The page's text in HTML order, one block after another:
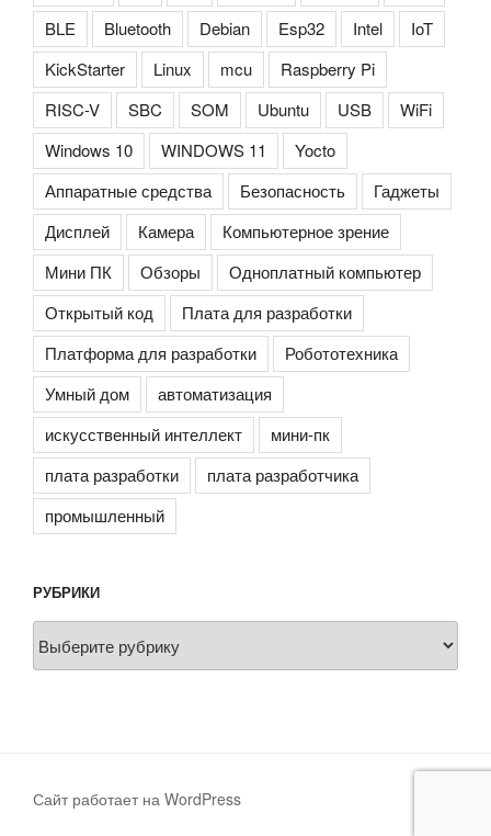
BLE
Bluetooth Debian Esp32 Intel
IoT
KickStarter
Linux mcu
Raspberry Pi
RISC-V
SBC SOM Ubuntu USB
WiFi
Windows 10
WINDOWS 11
Yocto
Аппаратные средства
Безопасность
Гаджеты
Дисплей
Камера
Компьютерное зрение
Мини ПК
Обзоры
Одноплатный компьютер
Открытый код
Плата для разработки
Платформа для разработки
Робототехника
Умный дом
автоматизация
искусственный интеллект
мини-пк
плата разработки
плата разработчика
промышленный
РУБРИКИ
Сайт работает на WordPress